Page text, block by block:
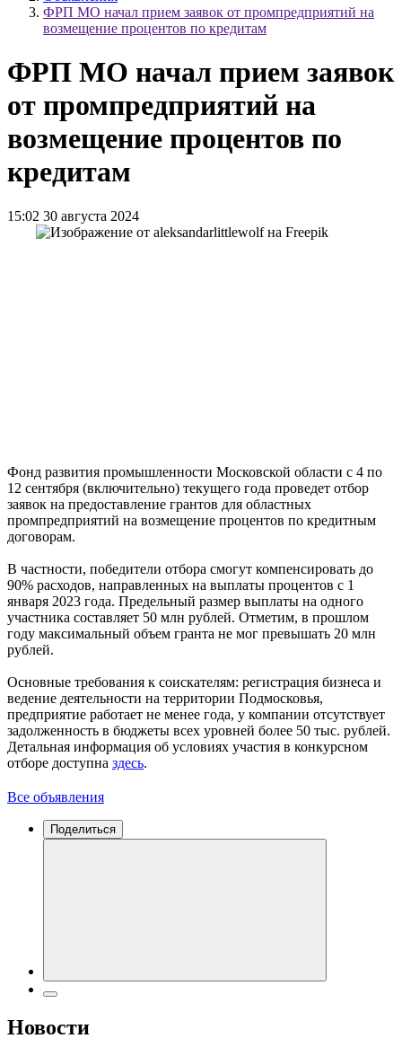
ФРП МО начал прием заявок от промпредприятий на
возмещение процентов по кредитам
ФРП МО начал прием заявок
от промпредприятий на
возмещение процентов по
кредитам
15:02 30 августа 2024
Фонд развития промышленности Московской области с 4 по
12 сентября (включительно) текущего года проведет отбор
заявок на предоставление грантов для областных
промпредприятий на возмещение процентов по кредитным
договорам.
В частности, победители отбора смогут компенсировать до
90% расходов, направленных на выплаты процентов с 1
января 2023 года. Предельный размер выплаты на одного
участника составляет 50 млн рублей. Отметим, в прошлом
году максимальный объем гранта не мог превышать 20 млн
рублей.
Основные требования к соискателям: регистрация бизнеса и
ведение деятельности на территории Подмосковья,
предприятие работает не менее года, у компании отсутствует
задолженность в бюджеты всех уровней более 50 тыс. рублей.
Детальная информация об условиях участия в конкурсном
отборе доступна здесь.
Все объявления
Поделиться
Новости